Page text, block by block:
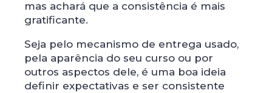
mas achará que a consistência é mais
gratificante.
Seja pelo mecanismo de entrega usado,
pela aparência do seu curso ou por
outros aspectos dele, é uma boa ideia
definir expectativas e ser consistente